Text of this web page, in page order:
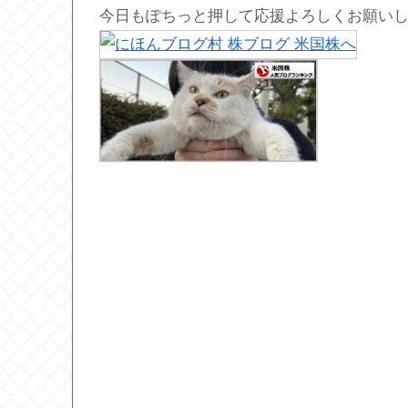
今日もぽちっと押して応援よろしくお願い